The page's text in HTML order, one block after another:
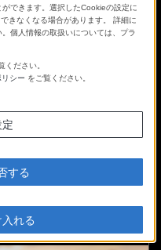
気に入っているのか伺い
に集中できる喜び
～
できます。選択したCookieの設定に
きなくなる場合があります。 詳細に
個人情報の取扱いについては、プラ
ください。
シー をご覧ください。
する
れる